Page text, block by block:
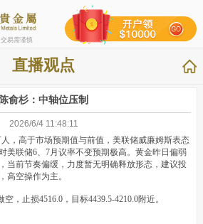
易需谨慎
直播观点
陈俞杉：中轴位压制
2026/6/4 11:48:11
，高于市场预期值与前值，美联储威廉姆斯表态
美联储6、7月议率不变预期极高。黄金昨日偏弱
当前节奏偏缓，力度暂无明确释放形态，建议投
高空操作为主。
，止损4516.0，目标4439.5-4210.0附近。